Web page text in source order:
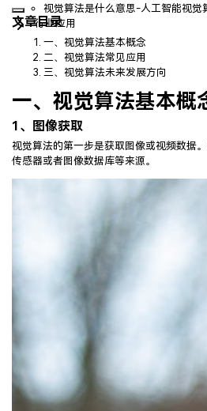
视觉算法是什么意思-人工智能视觉
行业应用
文章目录
一、视觉算法基本概念
二、视觉算法常见应用
三、视觉算法未来发展方向
一、视觉算法基本概
1、 图像获取
视觉算法的第一步是获取图像或视频数据
传感器或者图像数据库等来源。